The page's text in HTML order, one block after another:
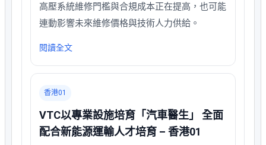
高壓系統維修門檻與合規成本正在提高，也可能
連動影響未來維修價格與技術人力供給。
閱讀全文
香港01
VTC以專業設施培育「汽車醫生」 全面
配合新能源運輸人才培育 – 香港01